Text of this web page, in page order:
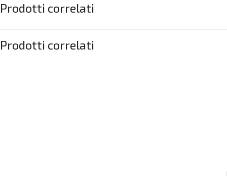
Prodotti correlati
Prodotti correlati